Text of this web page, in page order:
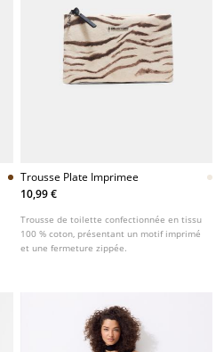
Trousse Plate Imprimee
10,99 €
Trousse de toilette confectionnée en tissu
100 % coton, présentant un motif imprimé
et une fermeture zippée.